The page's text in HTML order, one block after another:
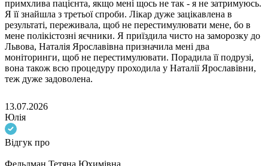
примхлива пацієнта, якщо мені щось не так - я не затримуюсь.
Я її знайшла з третьої спроби. Лікар дуже зацікавлена в
результаті, переживала, щоб не перестимулювати мене, бо в
мене полікістозні яєчники. Я приїздила чисто на заморозку до
Львова, Наталія Ярославівна призначила мені два
моніторинги, щоб не перестимулювати. Порадила її подрузі,
вона також всю процедуру проходила у Наталії Ярославівни,
теж дуже задоволена.
13.07.2026
Юлія
Відгук про
Фельдман Тетяна Юхимівна